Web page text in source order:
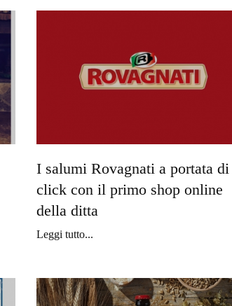
I salumi Rovagnati a portata di
click con il primo shop online
della ditta
Leggi tutto...